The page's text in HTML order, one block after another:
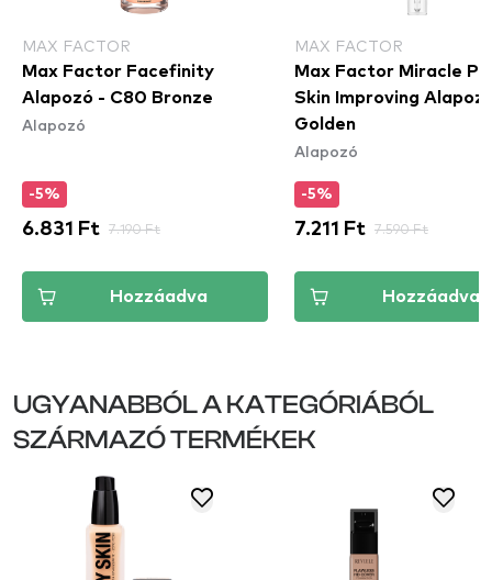
MAX FACTOR
Max Factor Facefinity
Alapozó - C80 Bronze
Alapozó
-5%
6.831 Ft 7.190 Ft
Hozzáadva
MAX FACTOR
Max Factor Miracle
Skin Improving
Golden
Alapozó
-5%
7.211 Ft 7.590 Ft
Hozzáadva
UGYANABBÓL A KATEGÓRIÁBÓL
SZÁRMAZÓ TERMÉKEK